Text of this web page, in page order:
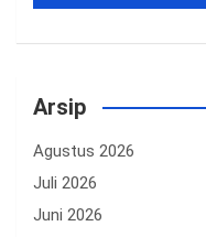
Arsip
Agustus 2026
Juli 2026
Juni 2026